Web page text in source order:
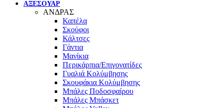
ΑΞΕΣΟΥΑΡ
ΑΝΔΡΑΣ
Καπέλα
Σκούφοι
Κάλτσες
Γάντια
Μανίκια
Περικάρπια/Επιγονατίδες
Γυαλιά Κολύμβησης
Σκουφάκια Κολύμβησης
Μπάλες Ποδοσφαίρου
Μπάλες Μπάσκετ